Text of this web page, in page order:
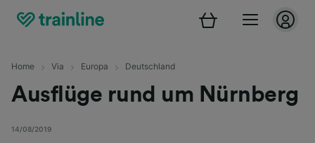
Home Via Europa Deutschland
Ausflüge rund um Nürnberg
14/08/2019